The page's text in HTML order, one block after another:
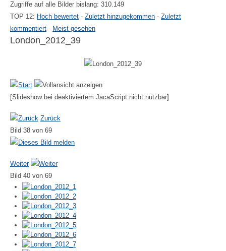
Zugriffe auf alle Bilder bislang: 310.149
TOP 12: Hoch bewertet - Zuletzt hinzugekommen - Zuletzt
kommentiert - Meist gesehen
London_2012_39
[Slideshow bei deaktiviertem JacaScript nicht nutzbar]
Zurück
Bild 38 von 69
Weiter
Bild 40 von 69